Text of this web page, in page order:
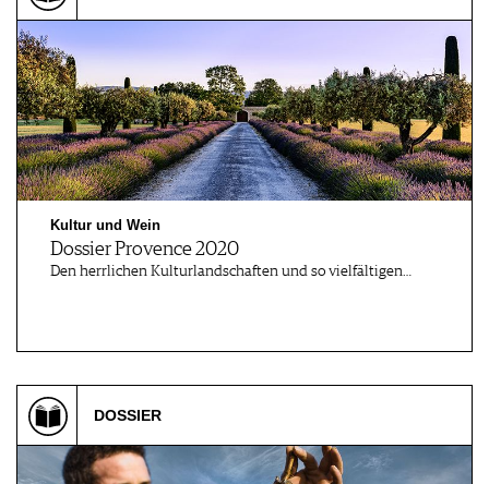
Kultur und Wein
Dossier Provence 2020
Den herrlichen Kulturlandschaften und so vielfältigen…
DOSSIER